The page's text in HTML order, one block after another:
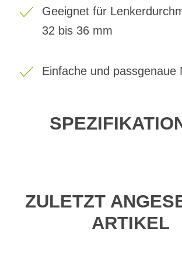
Geeignet für
32 bis 36 mm
Einfache und passgenaue
ZULETZT
ARTIKEL